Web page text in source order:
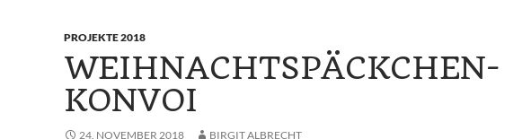
PROJEKTE 2018
WEIHNACHTSPÄCKCHEN-
KONVOI
24. NOVEMBER 2018 BIRGIT ALBRECHT